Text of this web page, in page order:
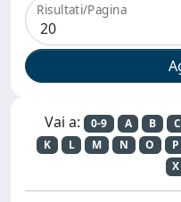
Risultati/Pagina
Vai a: 0-9 A B C
K
L M N O P
X